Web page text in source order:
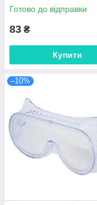
Готово до відправки
83 ₴
Купити
–10%